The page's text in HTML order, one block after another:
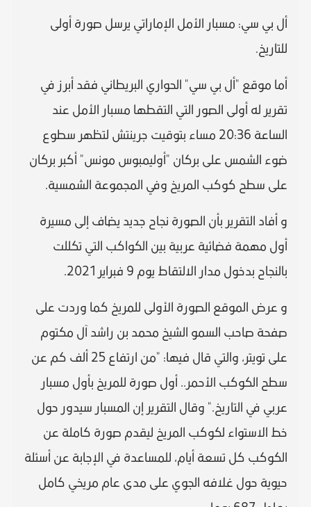
أل بي سي: مسبار الأمل الإماراتي يرسل صورة أولى
للتاريخ.
أما موقع "أل بي سي" الحواري البريطاني فقد أبرز في
تقرير له أولى الصور التي التقطها مسبار الأمل عند
الساعة 20:36 مساء بتوقيت جرينتش لتظهر سطوع
ضوء الشمس على بركان "أوليمبوس مونس" أكبر بركان
على سطح كوكب المريخ وفي المجموعة الشمسية.
و أفاد التقرير بأن الصورة نجاح جديد يضاف إلى مسيرة
أول مهمة فضائية عربية بين الكواكب التي تكللت
بالنجاح بدخول مدار الالتقاط يوم 9 فبراير 2021.
و عرض الموقع الصورة الأولى للمريخ كما وردت على
صفحة صاحب السمو الشيخ محمد بن راشد آل مكتوم
على تويتر، والتي قال فيها: "من ارتفاع 25 ألف كم عن
سطح الكوكب الأحمر.. أول صورة للمريخ بأول مسبار
عربي في التاريخ." وقال التقرير إن المسبار سيدور حول
خط الاستواء لكوكب المريخ ليقدم صورة كاملة عن
الكوكب كل تسعة أيام، للمساعدة في الإجابة عن أسئلة
حيوية حول غلافه الجوي على مدى عام مريخي كامل